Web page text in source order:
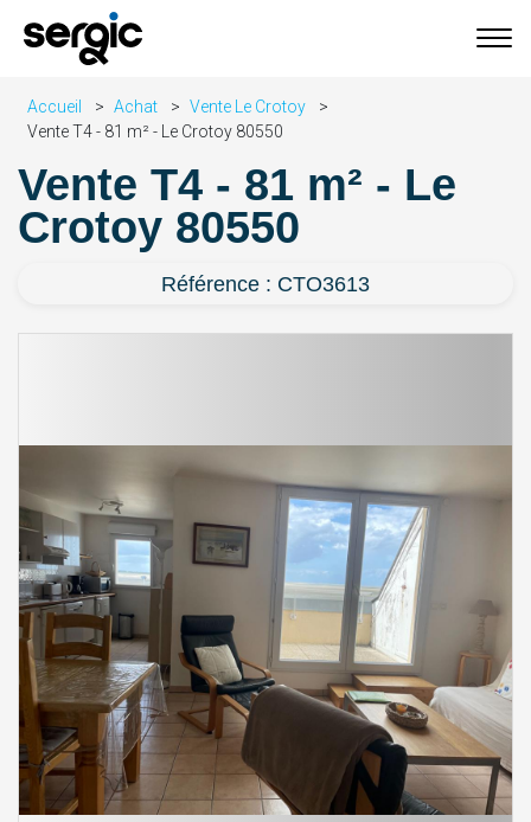
Accueil Achat
Vente Le Crotoy
Vente T4 - 81 m² - Le Crotoy 80550
Vente T4 - 81 m² - Le
Crotoy 80550
Référence : CTO3613